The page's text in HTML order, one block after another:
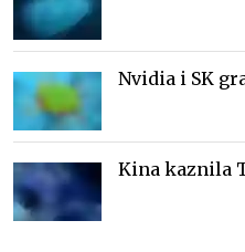
Nvidia i SK
Kina kaznila